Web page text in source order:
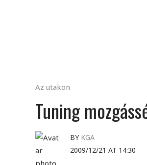
Az utakon
Tuning
BY KGA
2009/12/21 AT 14:30